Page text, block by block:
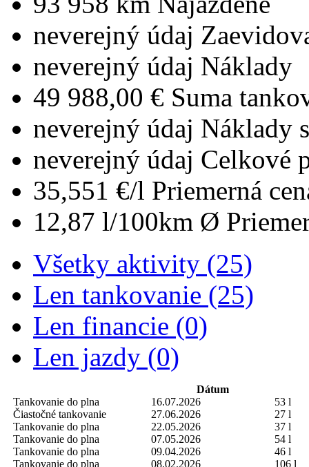
neverejný údaj
neverejný údaj Náklady
49 988,00 € Suma
neverejný údaj Náklady
neverejný údaj Celkové
35,551 €/l Priemerná
12,87 l/100km Ø
Všetky aktivity (25)
Len tankovanie (25)
Len financie (0)
Len jazdy (0)
Dátum
Tankovanie do plna
16.07.2026
53 l
Čiastočné tankovanie
27.06.2026
27 l
Tankovanie do plna
22.05.2026
37 l
Tankovanie do plna
07.05.2026
54 l
Tankovanie do plna
09.04.2026
46 l
Tankovanie do plna
08.02.2026
106 l